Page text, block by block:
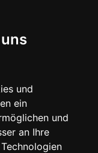
und
ein
und
an Ihre